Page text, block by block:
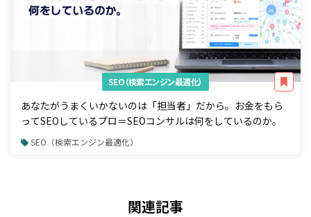
SEO（検索エンジン最適化）
あなたがうまくいかないのは「担当者」だから。お金をもら
ってSEOしているプロ＝SEOコンサルは何をしているのか。
SEO（検索エンジン最適化）
関連記事